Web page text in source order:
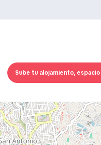
Sube tu alojamiento,